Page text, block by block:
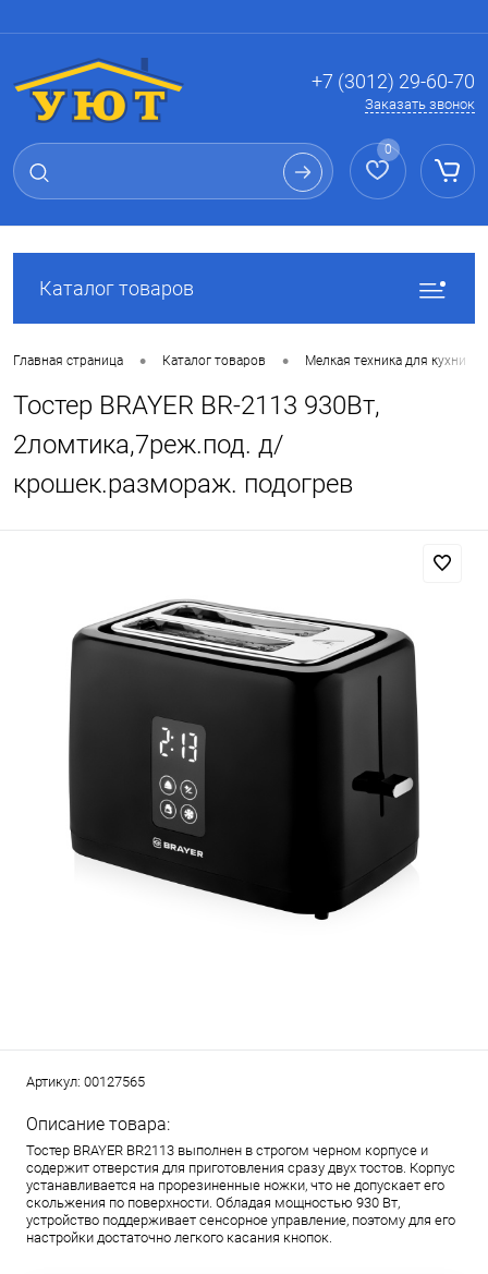
+7 (3012) 29-60-70
Заказать звонок
0
Каталог товаров
Главная страница • Каталог товаров • Мелкая техника для кухни
Тостер BRAYER BR-2113 930Вт,
2ломтика,7реж.под. д/
крошек.размораж. подогрев
Артикул: 00127565
Описание товара:
Тостер BRAYER BR2113 выполнен в строгом черном корпусе и
содержит отверстия для приготовления сразу двух тостов. Корпус
устанавливается на прорезиненные ножки, что не допускает его
скольжения по поверхности. Обладая мощностью 930 Вт,
устройство поддерживает сенсорное управление, поэтому для его
настройки достаточно легкого касания кнопок.